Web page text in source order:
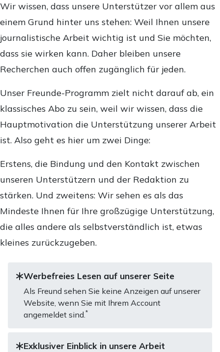
Wir wissen, dass unsere Unterstützer vor allem aus
einem Grund hinter uns stehen: Weil Ihnen unsere
journalistische Arbeit wichtig ist und Sie möchten,
dass sie wirken kann. Daher bleiben unsere
Recherchen auch offen zugänglich für jeden.
Unser Freunde-Programm zielt nicht darauf ab, ein
klassisches Abo zu sein, weil wir wissen, dass die
Hauptmotivation die Unterstützung unserer Arbeit
ist. Also geht es hier um zwei Dinge:
Erstens, die Bindung und den Kontakt zwischen
unseren Unterstützern und der Redaktion zu
stärken. Und zweitens: Wir sehen es als das
Mindeste Ihnen für Ihre großzügige Unterstützung,
die alles andere als selbstverständlich ist, etwas
kleines zurückzugeben.
Werbefreies Lesen auf unserer Seite
Als Freund sehen Sie keine Anzeigen auf unserer
Website, wenn Sie mit Ihrem Account
angemeldet sind.*
Exklusiver Einblick in unsere Arbeit